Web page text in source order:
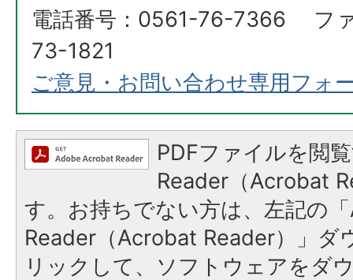
電話番号：0561-76-7366 フ
73-1821
ご意見・お問い合わせ専用フォ
PDFファイルを閲
Reader（Acrobat
す。お持ちでない方は、左記の
Reader（Acrobat Reader）」ダ
リックして、ソフトウェアをダ